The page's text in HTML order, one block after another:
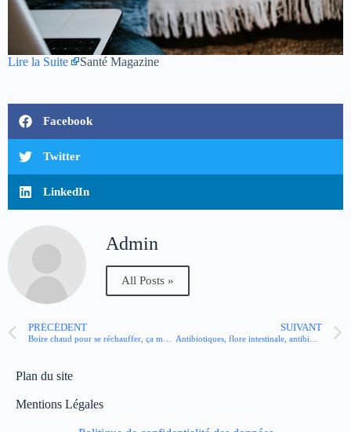
Lire la Suite Santé Magazine
Facebook
Twitter
LinkedIn
Admin
All Posts »
PRÉCÉDENT
Boire chaud pour se réchauffer, ça marche ?
SUIVANT
Antibiotiques, flore intestinale, antibiorésistance : une relation à haut risque
Plan du site
Mentions Légales